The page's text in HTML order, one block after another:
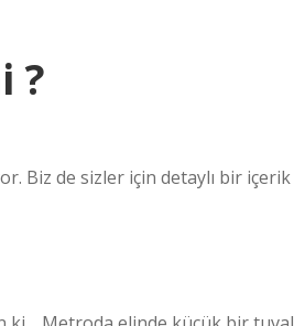
?
Biz de sizler için detaylı bir içerik